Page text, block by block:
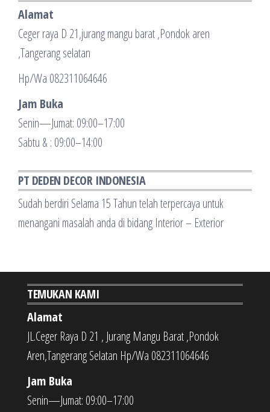
Alamat
Ceger raya D 21,jurang mangu barat ,Pondok aren
,Tangerang selatan
Hp/Wa 082311064646
Jam Buka
Senin—Jumat: 09:00–17:00
Sabtu & : 09:00–14:00
PT DEDEN DECOR INDONESIA
Sudah berdiri Selama 15 Tahun telah terpercaya untuk
menangani masalah anda di bidang Interior – Exterior
TEMUKAN KAMI
Alamat
JL.Ceger Raya D 21 , Jurang Mangu Barat ,Pondok
Aren,Tangerang Selatan Hp/Wa 082311064646
Jam Buka
Senin—Jumat: 09:00–17:00